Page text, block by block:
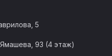
5
Ямашева, 93 (4 этаж)